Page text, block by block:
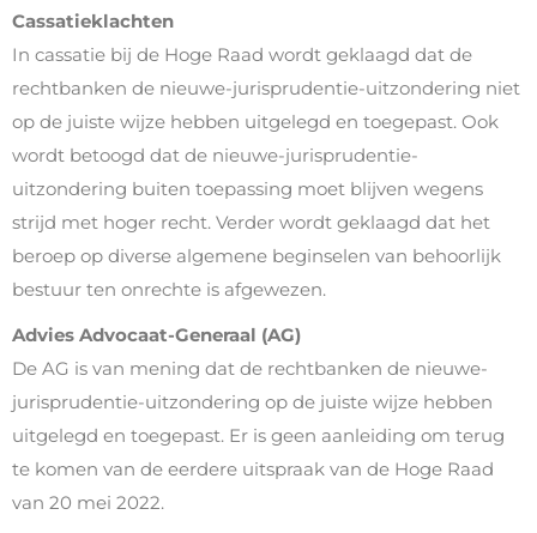
Cassatieklachten
In cassatie bij de Hoge Raad wordt geklaagd dat de
rechtbanken de nieuwe-jurisprudentie-uitzondering niet
op de juiste wijze hebben uitgelegd en toegepast. Ook
wordt betoogd dat de nieuwe-jurisprudentie-
uitzondering buiten toepassing moet blijven wegens
strijd met hoger recht. Verder wordt geklaagd dat het
beroep op diverse algemene beginselen van behoorlijk
bestuur ten onrechte is afgewezen.
Advies Advocaat-Generaal (AG)
De AG is van mening dat de rechtbanken de nieuwe-
jurisprudentie-uitzondering op de juiste wijze hebben
uitgelegd en toegepast. Er is geen aanleiding om terug
te komen van de eerdere uitspraak van de Hoge Raad
van 20 mei 2022.